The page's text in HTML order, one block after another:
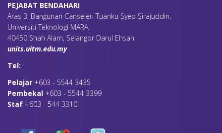
PEJABAT BENDAHARI
Aras 3, Bangunan Canseleri Tuanku Syed Sirajuddin,
Universiti Teknologi MARA,
40450 Shah Alam, Selangor Darul Ehsan
units.uitm.edu.my
Tel:
Pelajar +603 - 5544 3435
Pembekal +603 - 5544 3399
Staf +603 - 544 3310